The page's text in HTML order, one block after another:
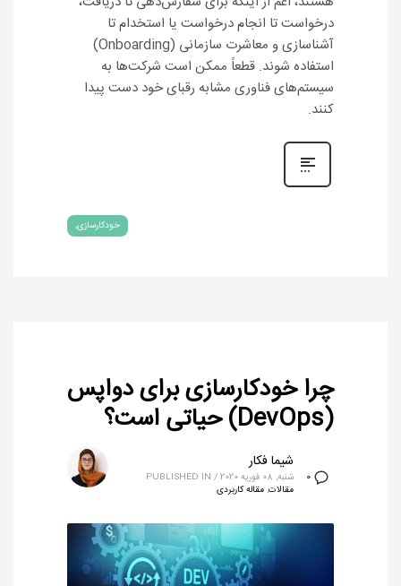
درخواست تا انجام درخواست یا استخدام تا
آشناسازی و معاشرت سازمانی (Onboarding)
استفاده شوند. قطعاً ممکن است شرکت‌ها به
سیستم‌های فناوری مشابه رقبای خود دست پیدا
کنند.
خودکارسازی
چرا خودکارسازی برای دواپس
(DevOps) حیاتی است؟
0
شیما فکار
شنبه, 08 فوریه 2020 /
PUBLISHED IN
مقالات, مقاله کاربردی